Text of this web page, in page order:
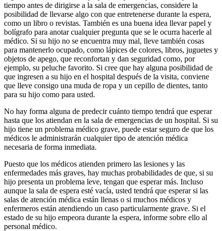
tiempo antes de dirigirse a la sala de emergencias, considere la
posibilidad de llevarse algo con que entretenerse durante la espera,
como un libro o revistas. También es una buena idea llevar papel y
bolígrafo para anotar cualquier pregunta que se le ocurra hacerle al
médico. Si su hijo no se encuentra muy mal, lleve también cosas
para mantenerlo ocupado, como lápices de colores, libros, juguetes y
objetos de apego, que reconfortan y dan seguridad como, por
ejemplo, su peluche favorito. Si cree que hay alguna posibilidad de
que ingresen a su hijo en el hospital después de la visita, conviene
que lleve consigo una muda de ropa y un cepillo de dientes, tanto
para su hijo como para usted.
No hay forma alguna de predecir cuánto tiempo tendrá que esperar
hasta que los atiendan en la sala de emergencias de un hospital. Si su
hijo tiene un problema médico grave, puede estar seguro de que los
médicos le administrarán cualquier tipo de atención médica
necesaria de forma inmediata.
Puesto que los médicos atienden primero las lesiones y las
enfermedades más graves, hay muchas probabilidades de que, si su
hijo presenta un problema leve, tengan que esperar más. Incluso
aunque la sala de espera esté vacía, usted tendrá que esperar si las
salas de atención médica están llenas o si muchos médicos y
enfermeros están atendiendo un caso particularmente grave. Si el
estado de su hijo empeora durante la espera, informe sobre ello al
personal médico.